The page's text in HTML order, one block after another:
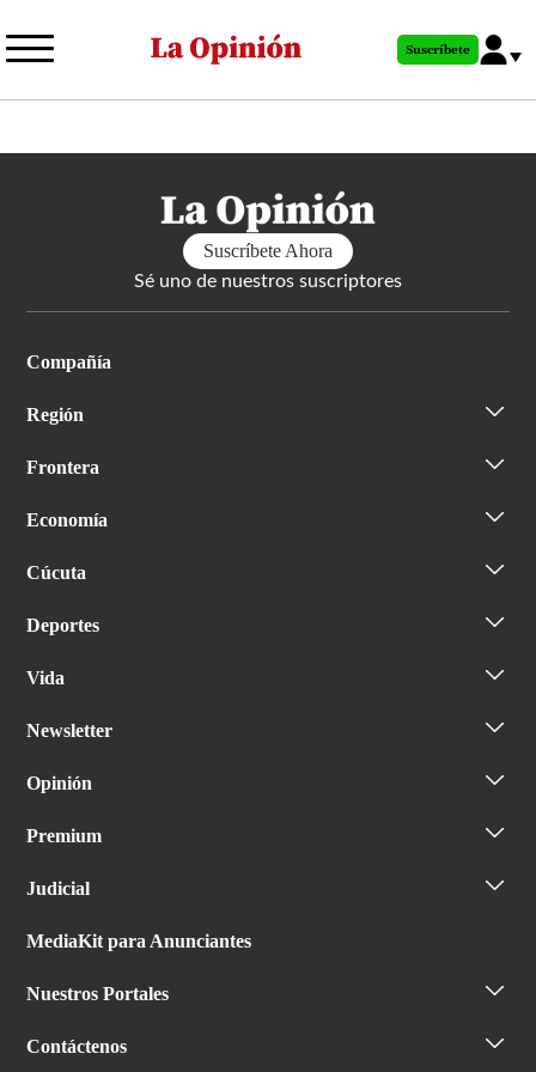
al
principal
Suscríbete
Suscríbete Ahora
Sé uno de nuestros suscriptores
Compañía
Región
Frontera
Economía
Cúcuta
Deportes
Vida
Newsletter
Opinión
Premium
Judicial
MediaKit para Anunciantes
Nuestros Portales
Contáctenos